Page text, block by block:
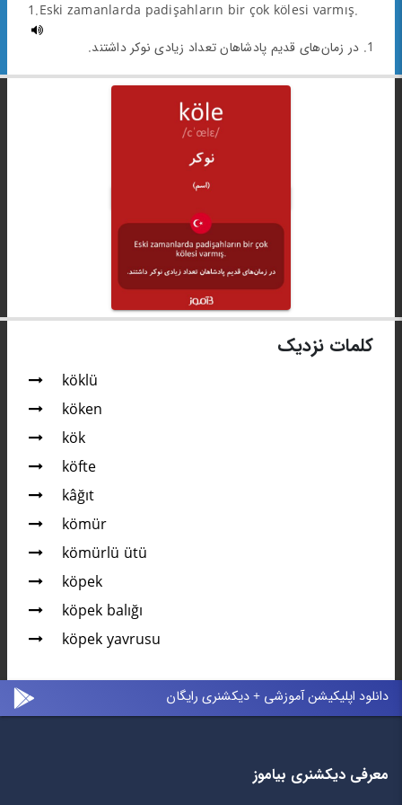
1.Eski zamanlarda padişahların bir çok kölesi varmış.
1. در زمان‌های قدیم پادشاهان تعداد زیادی نوکر داشتند.
کلمات نزدیک
köklü
köken
kök
köfte
kâğıt
kömür
kömürlü ütü
köpek
köpek balığı
köpek yavrusu
دانلود اپلیکیشن آموزشی + دیکشنری رایگان
معرفی دیکشنری بیاموز